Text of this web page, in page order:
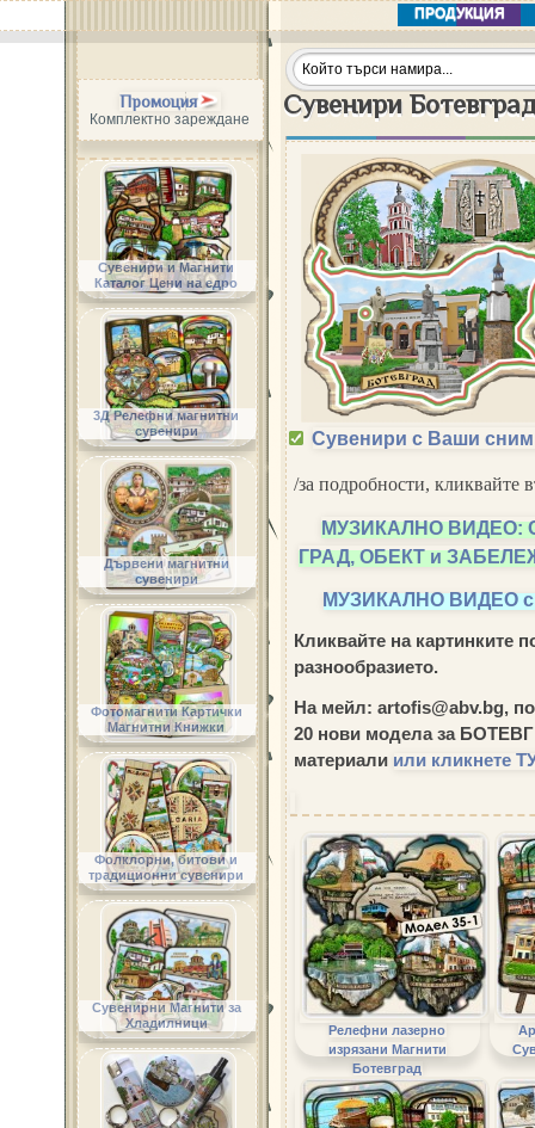
ПРОДУКЦИЯ
Сувенири
Сувенири с Ваши
/за подробности, кликвайте
МУЗИКАЛНО ВИДЕО:
ГРАД, ОБЕКТ и
МУЗИКАЛНО ВИДЕО
Кликвайте на картинките
разнообразието.
На мейл: artofis@abv.bg,
20 нови модела за
материали или кликнете
Релефни лазерно
изрязани Магнити
Ботевград
Промоция
Комплектно зареждане
Сувенири и Магнити
Каталог Цени на едро
3Д Релефни магнитни
сувенири
Дървени магнитни
сувенири
Фотомагнити Картички
Магнитни Книжки
Фолклорни, битови и
традиционни сувенири
Сувенирни Магнити за
Хладилници